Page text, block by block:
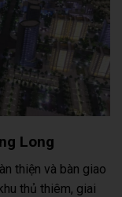
Long
thiện và bàn giao
thủ thiêm, giai